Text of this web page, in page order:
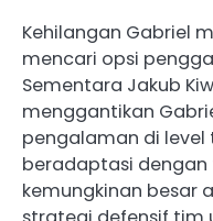
Kehilangan Gabriel
mencari opsi
Sementara Jakub
menggantikan
pengalaman di
beradaptasi
kemungkinan besar